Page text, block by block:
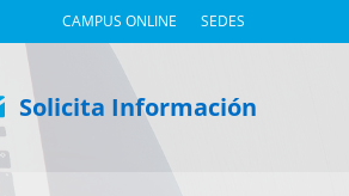
CAMPUS ONLINE SEDES
Solicita Información